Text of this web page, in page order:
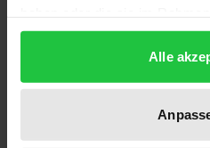
gesammelt haben.
Alle
Die Studie ist im Rahmen
des Deutschen Instituts für
Pädagogische Forschung
ist es, die langfristigen
griechischen